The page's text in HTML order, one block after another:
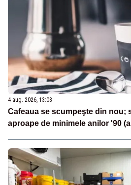
4 aug. 2026, 13:08
Cafeaua se scumpeşte din nou;
aproape de minimele anilor '90